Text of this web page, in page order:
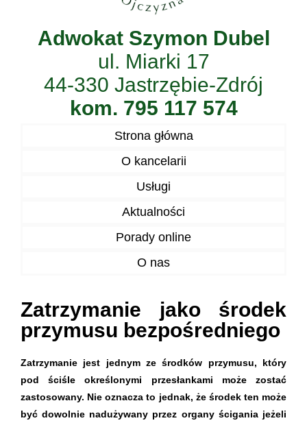
Adwokat Szymon Dubel
ul. Miarki 17
44-330 Jastrzębie-Zdrój
kom. 795 117 574
Strona główna
O kancelarii
Usługi
Aktualności
Porady online
O nas
Zatrzymanie jako środek
przymusu bezpośredniego
Zatrzymanie jest jednym ze środków przymusu, który
pod ściśle określonymi przesłankami może zostać
zastosowany. Nie oznacza to jednak, że środek ten może
być dowolnie nadużywany przez organy ścigania jeżeli